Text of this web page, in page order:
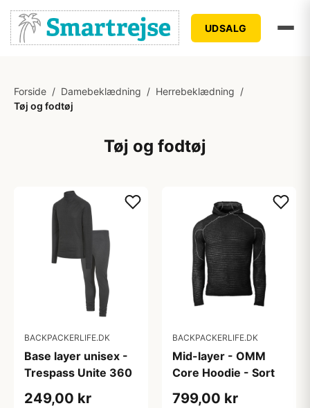
UDSALG
Forside / Damebeklædning / Herrebeklædning /
Tøj og fodtøj
Tøj og fodtøj
BACKPACKERLIFE.DK
Base layer unisex -
Trespass Unite 360
249,00 kr
BACKPACKERLIFE.DK
Mid-layer - OMM
Core Hoodie - Sort
799,00 kr